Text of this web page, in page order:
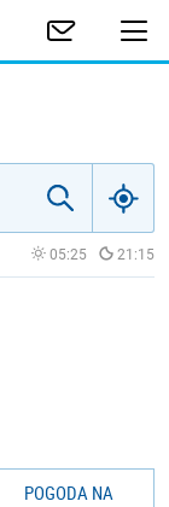
05:25 21:15
POGODA NA